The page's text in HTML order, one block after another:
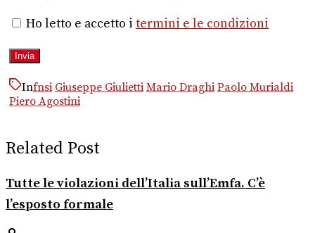
Ho letto e accetto i termini e le condizioni
Infnsi Giuseppe Giulietti Mario Draghi Paolo Murialdi
Piero Agostini
Related Post
Tutte le violazioni dell’Italia sull’Emfa. C’è
l’esposto formale